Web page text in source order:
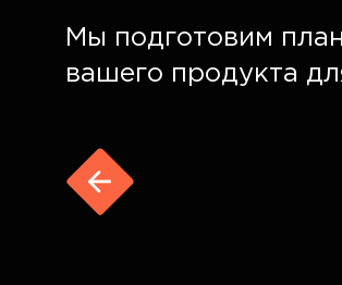
Мы подготовим
вашего продукта